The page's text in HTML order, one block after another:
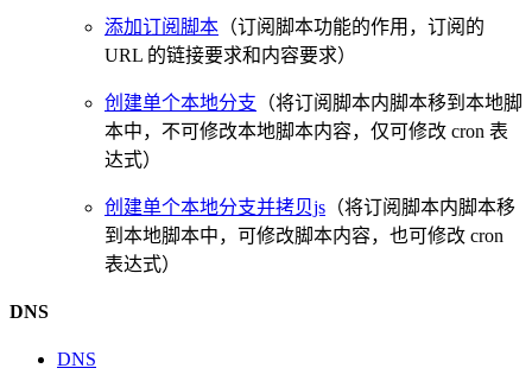
添加订阅脚本 （订阅脚本功能的作用，订阅的
URL 的链接要求和内容要求）
创建单个本地分支 （将订阅脚本内脚本移到本地脚
本中，不可修改本地脚本内容，仅可修改 cron 表
达式）
创建单个本地分支并拷贝js （将订阅脚本内脚本移
到本地脚本中，可修改脚本内容，也可修改 cron
表达式）
DNS
DNS